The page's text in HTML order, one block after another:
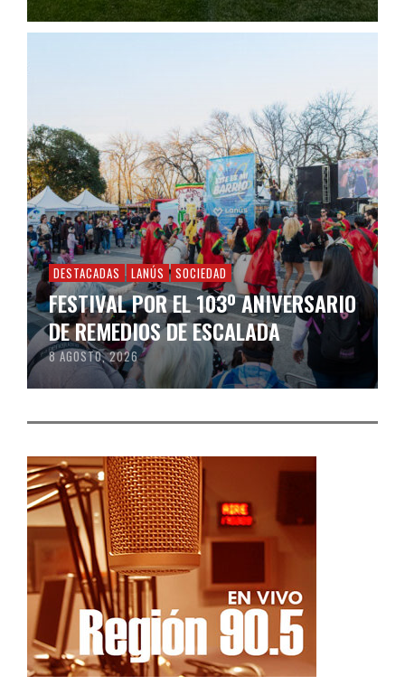
DESTACADAS LANÚS SOCIEDAD
FESTIVAL POR EL 103º ANIVERSARIO
DE REMEDIOS DE ESCALADA
8 AGOSTO, 2026